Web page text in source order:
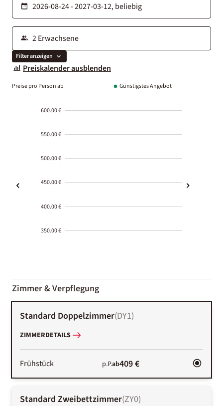
Filter anzeigen
Preiskalender ausblenden
Preise pro Person ab Günstigstes Angebot
600.00 €
550.00 €
500.00 €
450.00 €
400.00 €
350.00 €
01-02
Zimmer & Verpflegung
Standard Doppelzimmer(DY1)
ZIMMERDETAILS
Frühstück p.P.ab409 €
Standard Zweibettzimmer(ZY0)